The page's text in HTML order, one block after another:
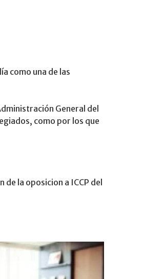
como una de las
General del
como por los que
la oposicion a ICCP del